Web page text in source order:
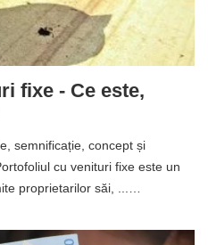
fixe - Ce este,
semnificație, concept și
cu venituri fixe este un
proprietarilor săi, ...…